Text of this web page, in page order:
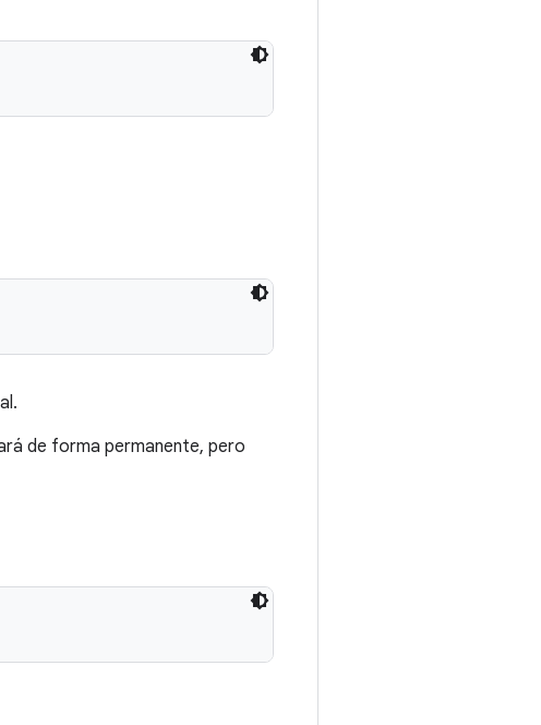
de forma permanente, pero